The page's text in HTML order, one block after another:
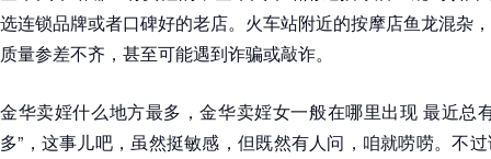
选连锁品牌或者口碑好的老店。火车站附近的按摩店鱼龙混杂
质量参差不齐，甚至可能遇到诈骗或敲诈。
金华卖婬什么地方最多，金华卖婬女一般在哪里出现 最近总
多”，这事儿吧，虽然挺敏感，但既然有人问，咱就唠唠。不